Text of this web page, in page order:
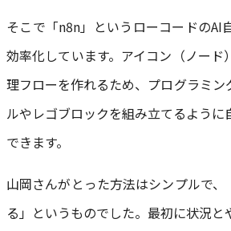
そこで「n8n」というローコードのAI
効率化しています。アイコン（ノード
理フローを作れるため、プログラミン
ルやレゴブロックを組み立てるよう
できます。
山岡さんがとった方法はシンプルで、
る」というものでした。最初に状況と